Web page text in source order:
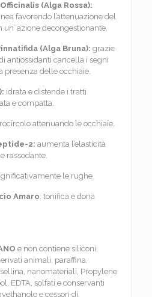
(Alga Rossa):
favorendo l’attenuazione del
azione decongestionante.
(Alga Bruna): grazie
antiossidanti cancella i segni
presenza delle occhiaie.
idrata e distende i tratti
e compatta.
attenuando le occhiaie.
2: aumenta l’elasticità
rassodante.
le rughe.
Amaro: tonifica e dona
e non contiene siliconi,
animali, paraffina,
nanomateriali, Propylene
EDTA, solfati e conservanti
e cessori di